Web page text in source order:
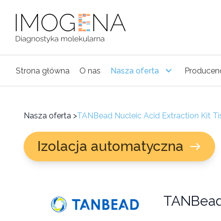
Strona główna O nas Nasza oferta
Nasza oferta >TANBead Nucleic Acid Extraction Kit
Izolacja automatyczna